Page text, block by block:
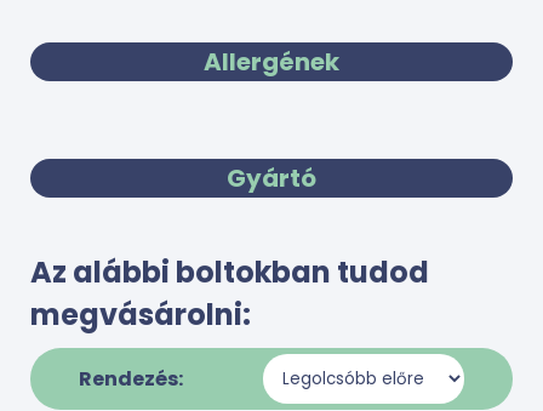
Allergének
Gyártó
Az alábbi boltokban tudod
megvásárolni:
Rendezés: